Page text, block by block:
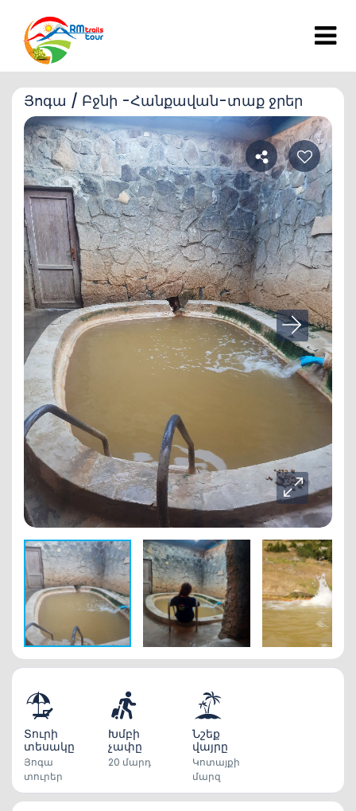
Յոգա / Բջնի -Հանքավան-տաք ջրեր
Տուրի
տեսակը
Յոգա
տուրեր
Խմբի
չափը
20 մարդ
Նշեք
վայրը
Կոտայքի
մարզ